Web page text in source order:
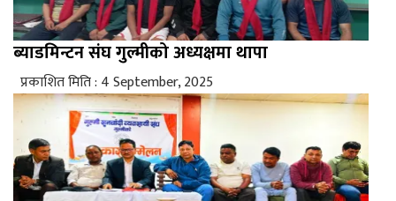
ब्याडमिन्टन संघ गुल्मीको अध्यक्षमा थापा
प्रकाशित मिति : 4 September, 2025